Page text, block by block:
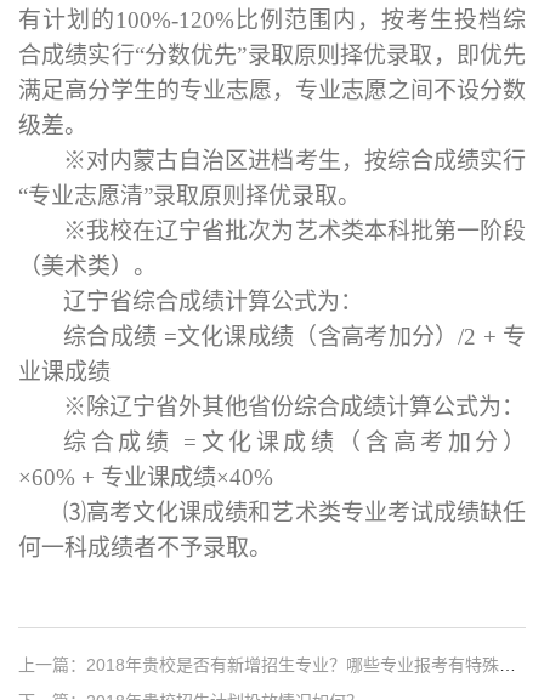
有计划的100%-120%比例范围内，按考生投档综
合成绩实行“分数优先”录取原则择优录取，即优先
满足高分学生的专业志愿，专业志愿之间不设分数
级差。
※对内蒙古自治区进档考生，按综合成绩实行
“专业志愿清”录取原则择优录取。
※我校在辽宁省批次为艺术类本科批第一阶段
（美术类）。
辽宁省综合成绩计算公式为：
综合成绩 =文化课成绩（含高考加分）/2 + 专
业课成绩
※除辽宁省外其他省份综合成绩计算公式为：
综合成绩 =文化课成绩（含高考加分）
×60% + 专业课成绩×40%
⑶高考文化课成绩和艺术类专业考试成绩缺任
何一科成绩者不予录取。
上一篇：2018年贵校是否有新增招生专业？哪些专业报考有特殊要求？